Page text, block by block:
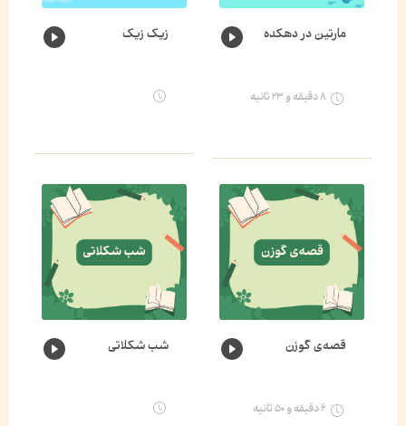
مارتین در دهکده
۸ دقیقه و ۲۳ ثانیه
زیک زیک
قصه‌ی گوزن
۶ دقیقه و ۵۰ ثانیه
شب شکلاتی